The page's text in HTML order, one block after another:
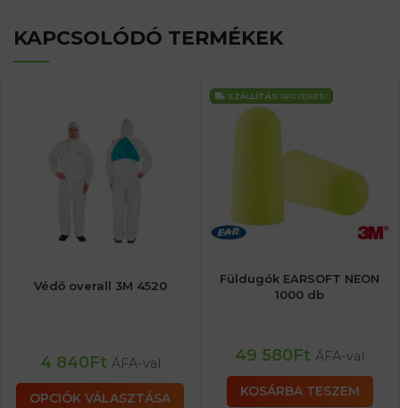
KAPCSOLÓDÓ TERMÉKEK
Védő overall 3M 4520
4 840Ft ÁFA-val
OPCIÓK VÁLASZTÁSA
SZÁLLÍTÁS INGYENES!
Füldugók EARSOFT NEON
1000 db
49 580Ft ÁFA-val
KOSÁRBA TESZEM